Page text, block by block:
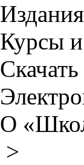
Издания
Курсы
Скачать
О
>